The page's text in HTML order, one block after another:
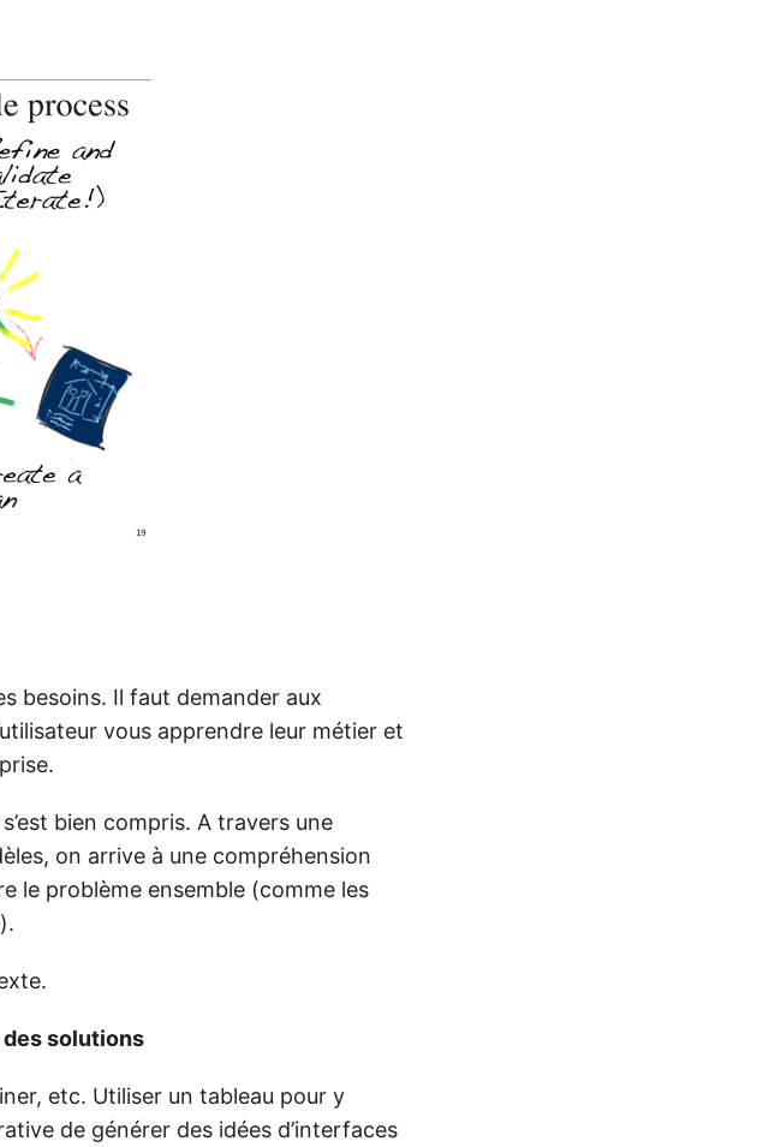
besoins. Il faut demander aux
vous apprendre leur métier et
bien compris. A travers une
on arrive à une compréhension
le problème ensemble (comme les
des solutions
etc. Utiliser un tableau pour y
de générer des idées d’interfaces